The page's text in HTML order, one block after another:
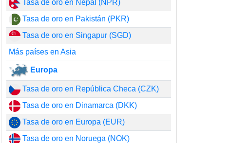
Tasa de oro en Nepal (NPR)
Tasa de oro en Pakistán (PKR)
Tasa de oro en Singapur (SGD)
Más países en Asia
Europa
Tasa de oro en República Checa (CZK)
Tasa de oro en Dinamarca (DKK)
Tasa de oro en Europa (EUR)
Tasa de oro en Noruega (NOK)